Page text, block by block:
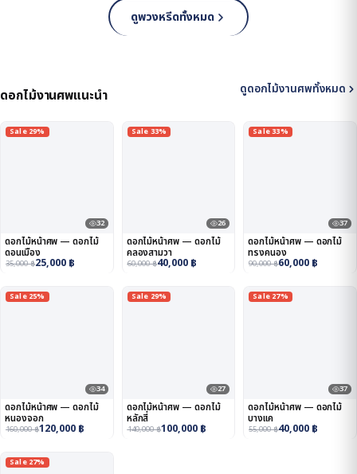
ดูพวงหรีดทั้งหมด
ดอกไม้งานศพแนะนำ ดูดอกไม้งานศพทั้งหมด
Sale 29%
32
ดอกไม้หน้าศพ — ดอกไม้
ดอนเมือง
35,000฿25,000 ฿
Sale 33%
26
ดอกไม้หน้าศพ — ดอกไม้
คลองสามวา
60,000฿40,000 ฿
Sale 33%
37
ดอกไม้หน้าศพ — ดอกไม้
ทรงคนอง
90,000฿60,000 ฿
Sale 25%
34
ดอกไม้หน้าศพ — ดอกไม้
หนองจอก
160,000฿120,000 ฿
Sale 29%
27
ดอกไม้หน้าศพ — ดอกไม้
หลักสี่
140,000฿100,000 ฿
Sale 27%
37
ดอกไม้หน้าศพ — ดอกไม้
บางแค
55,000฿40,000 ฿
Sale 27%